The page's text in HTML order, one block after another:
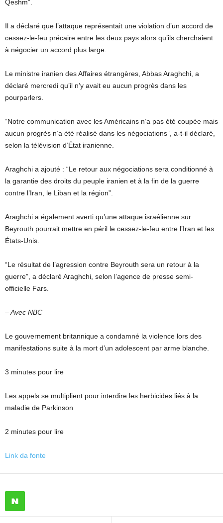
Qeshm”.
Il a déclaré que l’attaque représentait une violation d’un accord de
cessez-le-feu précaire entre les deux pays alors qu’ils cherchaient
à négocier un accord plus large.
Le ministre iranien des Affaires étrangères, Abbas Araghchi, a
déclaré mercredi qu’il n’y avait eu aucun progrès dans les
pourparlers.
“Notre communication avec les Américains n’a pas été coupée mais
aucun progrès n’a été réalisé dans les négociations”, a-t-il déclaré,
selon la télévision d’État iranienne.
Araghchi a ajouté : “Le retour aux négociations sera conditionné à
la garantie des droits du peuple iranien et à la fin de la guerre
contre l’Iran, le Liban et la région”.
Araghchi a également averti qu’une attaque israélienne sur
Beyrouth pourrait mettre en péril le cessez-le-feu entre l’Iran et les
États-Unis.
“Le résultat de l’agression contre Beyrouth sera un retour à la
guerre”, a déclaré Araghchi, selon l’agence de presse semi-
officielle Fars.
– Avec NBC
Le gouvernement britannique a condamné la violence lors des
manifestations suite à la mort d’un adolescent par arme blanche.
3 minutes pour lire
Les appels se multiplient pour interdire les herbicides liés à la
maladie de Parkinson
2 minutes pour lire
Link da fonte